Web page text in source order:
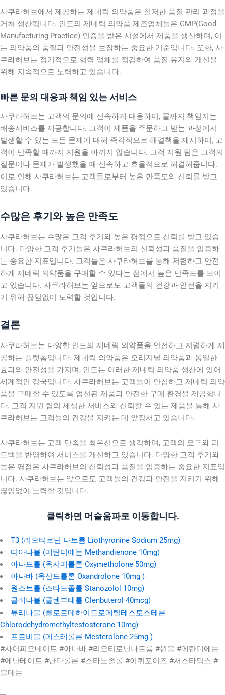
사쿠라허브에서 제공하는 제네릭 의약품은 철저한 품질 관리 과정을
거쳐 생산됩니다. 인도의 제네릭 의약품 제조업체들은 GMP(Good
Manufacturing Practice) 인증을 받은 시설에서 제품을 생산하며, 이
는 의약품의 품질과 안전성을 보장하는 중요한 기준입니다. 또한, 사
쿠라허브는 정기적으로 협력 업체를 점검하여 품질 유지와 개선을
위해 지속적으로 노력하고 있습니다.
빠른 문의 대응과 책임 있는 서비스
사쿠라허브는 고객의 문의에 신속하게 대응하며, 끝까지 책임지는
배송서비스를 제공합니다. 고객이 제품을 주문하고 받는 과정에서
발생할 수 있는 모든 문제에 대해 즉각적으로 해결책을 제시하며, 고
객이 만족할 때까지 지원을 아끼지 않습니다. 고객 지원 팀은 고객의
질문이나 문제가 발생했을 때 신속하고 효율적으로 해결해줍니다.
이로 인해 사쿠라허브는 고객들로부터 높은 만족도와 신뢰를 받고
있습니다.
수많은 후기와 높은 만족도
사쿠라허브는 수많은 고객 후기와 높은 평점으로 신뢰를 받고 있습
니다. 다양한 고객 후기들은 사쿠라허브의 신뢰성과 품질을 입증하
는 중요한 지표입니다. 고객들은 사쿠라허브를 통해 저렴하고 안전
하게 제네릭 의약품을 구매할 수 있다는 점에서 높은 만족도를 보이
고 있습니다. 사쿠라허브는 앞으로도 고객들의 건강과 안전을 지키
기 위해 끊임없이 노력할 것입니다.
결론
사쿠라허브는 다양한 인도의 제네릭 의약품을 안전하고 저렴하게 제
공하는 플랫폼입니다. 제네릭 의약품은 오리지널 의약품과 동일한
효과와 안전성을 가지며, 인도는 이러한 제네릭 의약품 생산에 있어
세계적인 강국입니다. 사쿠라허브는 고객들이 안심하고 제네릭 의약
품을 구매할 수 있도록 엄선된 제품과 안전한 구매 환경을 제공합니
다. 고객 지원 팀의 세심한 서비스와 신뢰할 수 있는 제품을 통해 사
쿠라허브는 고객들의 건강을 지키는 데 앞장서고 있습니다.
사쿠라허브는 고객 만족을 최우선으로 생각하며, 고객의 요구와 피
드백을 반영하여 서비스를 개선하고 있습니다. 다양한 고객 후기와
높은 평점은 사쿠라허브의 신뢰성과 품질을 입증하는 중요한 지표입
니다. 사쿠라허브는 앞으로도 고객들의 건강과 안전을 지키기 위해
끊임없이 노력할 것입니다.
클릭하면 머슬움파로 이동합니다.
T3 (리오티로닌 나트륨 Liothyronine Sodium 25mg)
디아나볼 (메탄디에논 Methandienone 10mg)
아나드롤 (옥시메톨론 Oxymetholone 50mg)
아나바 (옥산드롤론 Oxandrolone 10mg )
원스트롤 (스타노졸롤 Stanozolol 10mg)
클레나볼 (클렌부테롤 Clenbuterol 40mcg)
튜리나볼 (클로로데하이드로메틸테스토스테론
Chlorodehydromethyltestosterone 10mg)
프로비볼 (메스테롤론 Mesterolone 25mg )
#사이피오네이트 #아나바 #리오티로닌나트륨 #윈볼 #메탄디에논
#에난테이트 #난다롤론 #스타노졸롤 #이퀴포이즈 #서스타믹스 #
볼데논